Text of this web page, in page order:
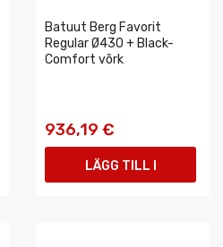
Batuut Berg Favorit
Regular Ø430 + Black-
Comfort võrk
936,19 €
LÄGG TILL I